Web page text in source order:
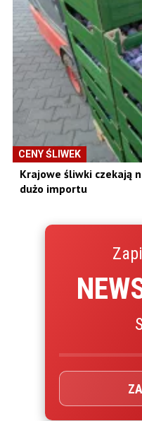
CENY ŚLIWEK
Krajowe śliwki czekają
dużo importu